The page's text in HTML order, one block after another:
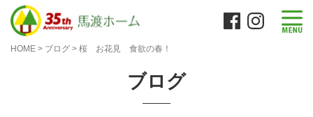
HOME > ブログ > 桜 お花見 食欲の春！
ブログ